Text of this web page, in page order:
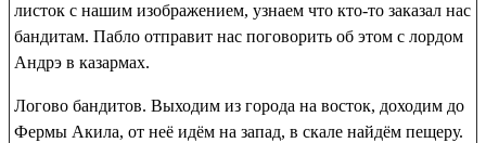
листок с нашим изображением, узнаем что кто-то заказал нас
бандитам. Пабло отправит нас поговорить об этом с лордом
Андрэ в казармах.
Логово бандитов. Выходим из города на восток, доходим до
Фермы Акила, от неё идём на запад, в скале найдём пещеру.